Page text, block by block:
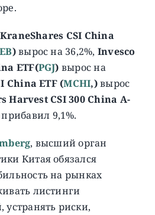
KraneShares CSI China
)вырос на 36,2%, Invesco
ETF(PGJ) вырос на
China ETF (MCHI,)вырос
Harvest CSI 300 China A-
прибавил 9,1%.
, высший орган
Китая обязался
на рынках
листинги
риски,